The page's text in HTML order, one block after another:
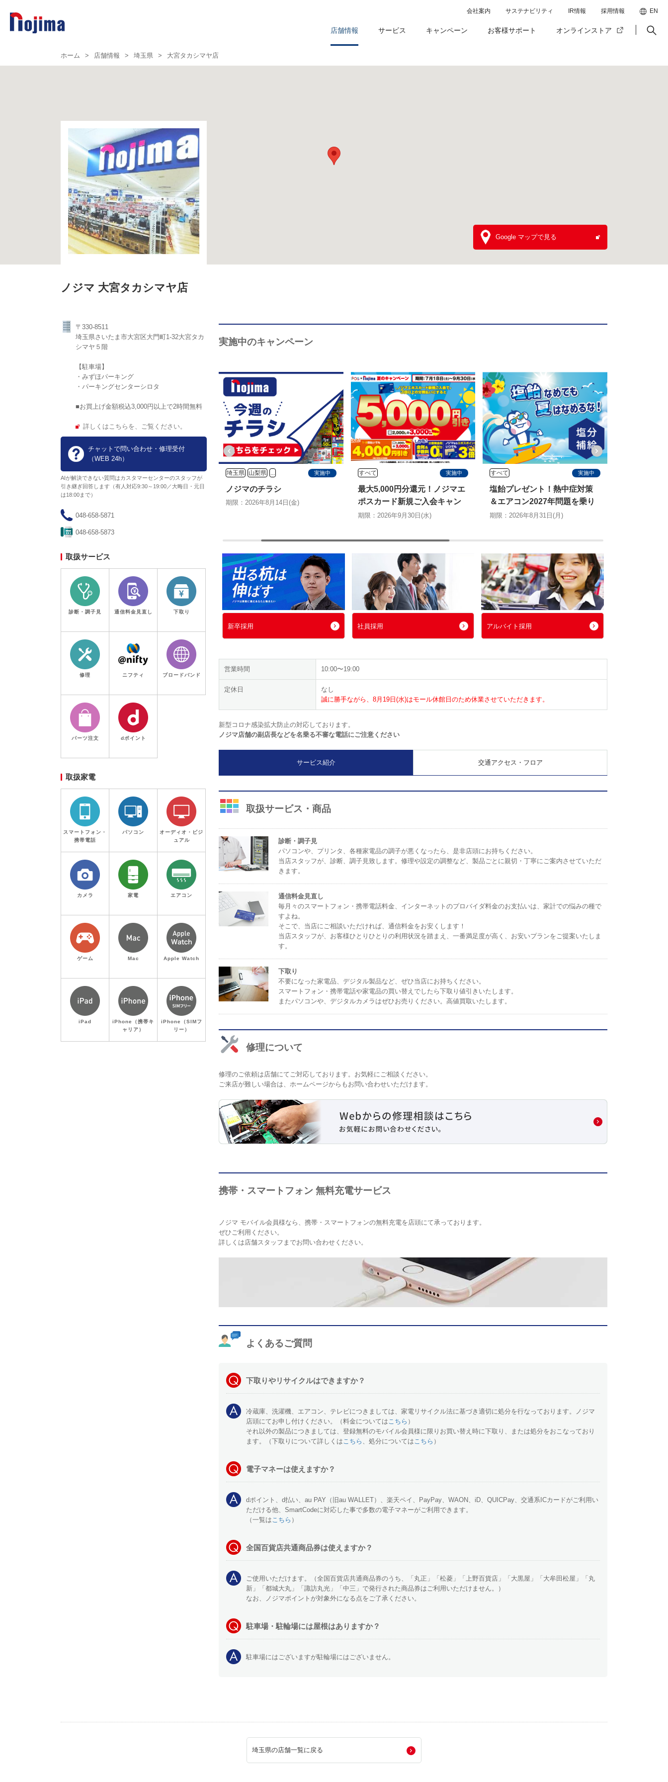
店舗情報 サービス キャンペーン お客様サポート オンラインストア
会社案内 サステナビリティ IR情報 採用情報 EN
ホーム > 店舗情報 > 埼玉県 > 大宮タカシマヤ店
Google マップで見る
ノジマ 大宮タカシマヤ店
〒330-8511
埼玉県さいたま市大宮区大門町1-32大宮タカ
シマヤ５階
【駐車場】
・みずほパーキング
・パーキングセンターシロタ
■お買上げ金額税込3,000円以上で2時間無料
詳しくはこちらを、ご覧ください。
チャットで問い合わせ・修理受付
（WEB 24h）
AIが解決できない質問はカスタマーセンターのスタッフが
引き継ぎ回答します（有人対応9:30～19:00／大晦日・元日
は18:00まで）
048-658-5871
048-658-5873
取扱サービス
診断・調子見 通信料金見直し 下取り
修理 ニフティ ブロードバンド
パーツ注文 dポイント
取扱家電
スマートフォン・
携帯電話
パソコン
オーディオ・ビジ
ュアル
カメラ 家電 エアコン
ゲーム Mac Apple Watch
iPad
iPhone（携帯キ
ャリア）
iPhone（SIMフ
リー）
実施中のキャンペーン
埼玉県 山梨県 ... 実施中
ノジマのチラシ
すべて 実施中
最大5,000円分還元！ノジマエ
ポスカード新規ご入会キャン
すべて 実施中
塩飴プレゼント！熱中症対策
＆エアコン2027年問題を乗り
切る特別キャンペーン
期限：2026年8月31日(月)
すべて 実施中
ピングーとノジマキャンペー
ン
期限：2026年8月31日(月)
新卒採用 社員採用 アルバイト採用
営業時間 10:00〜19:00
定休日
なし
誠に勝手ながら、8月19日(水)はモール休館日のため休業させていただきます。
新型コロナ感染拡大防止の対応しております。
ノジマ店舗の副店長などを名乗る不審な電話にご注意ください
サービス紹介 交通アクセス・フロア
取扱サービス・商品
診断・調子見
パソコンや、プリンタ、各種家電品の調子が悪くなったら、是非店頭にお持ちください。
当店スタッフが、診断、調子見致します。修理や設定の調整など、製品ごとに親切・丁寧にご案内させていただ
きます。
通信料金見直し
毎月々のスマートフォン・携帯電話料金、インターネットのプロバイダ料金のお支払いは、家計での悩みの種で
すよね。
そこで、当店にご相談いただければ、通信料金をお安くします！
当店スタッフが、お客様ひとりひとりの利用状況を踏まえ、一番満足度が高く、お安いプランをご提案いたしま
す。
下取り
不要になった家電品、デジタル製品など、ぜひ当店にお持ちください。
スマートフォン・携帯電話や家電品の買い替えでしたら下取り値引きいたします。
またパソコンや、デジタルカメラはぜひお売りください。高値買取いたします。
修理について
修理のご依頼は店舗にてご対応しております。お気軽にご相談ください。
ご来店が難しい場合は、ホームページからもお問い合わせいただけます。
携帯・スマートフォン 無料充電サービス
ノジマ モバイル会員様なら、携帯・スマートフォンの無料充電を店頭にて承っております。
ぜひご利用ください。
詳しくは店舗スタッフまでお問い合わせください。
よくあるご質問
下取りやリサイクルはできますか？
冷蔵庫、洗濯機、エアコン、テレビにつきましては、家電リサイクル法に基づき適切に処分を行なっております。ノジマ
店頭にてお申し付けください。（料金についてはこちら ）
それ以外の製品につきましては、登録無料のモバイル会員様に限りお買い替え時に下取り、または処分をおこなっており
ます。（下取りについて詳しくはこちら 、処分についてはこちら ）
電子マネーは使えますか？
dポイント、d払い、au PAY（旧au WALLET）、楽天ペイ、PayPay、WAON、iD、QUICPay、交通系ICカードがご利用い
ただける他、SmartCodeに対応した事で多数の電子マネーがご利用できます。
（一覧はこちら ）
全国百貨店共通商品券は使えますか？
ご使用いただけます。（全国百貨店共通商品券のうち、「丸正」「松菱」「上野百貨店」「大黒屋」「大牟田松屋」「丸
新」「都城大丸」「諏訪丸光」「中三」で発行された商品券はご利用いただけません。）
なお、ノジマポイントが対象外になる点をご了承ください。
駐車場・駐輪場には屋根はありますか？
駐車場にはございますが駐輪場にはございません。
埼玉県の店舗一覧に戻る